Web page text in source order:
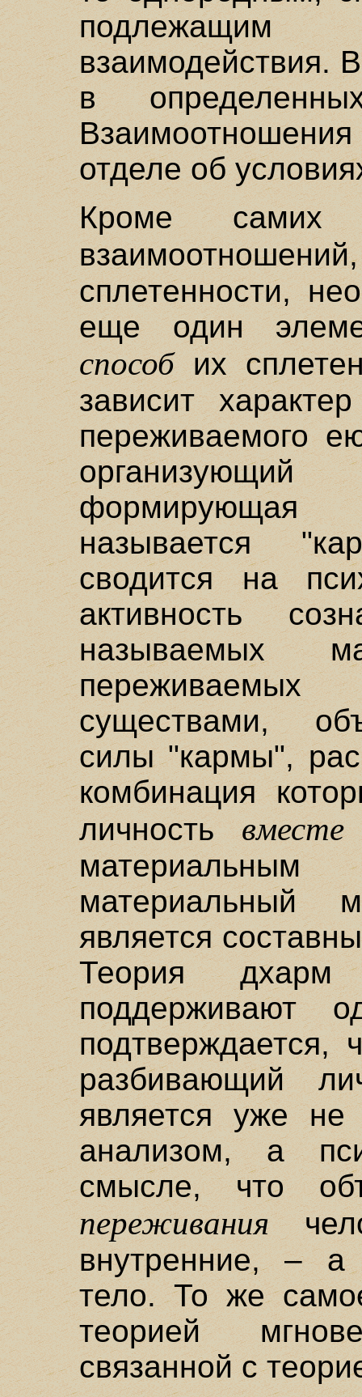
взаимодействия.
в
отделе об
Кроме
сплетенности,
еще один
способих
зависит
переживаемого
формирующая
называется
сводится на
активность
называемых
существами,
силы "кармы",
комбинация
личностьвместе
материальный
является
Теория
поддерживают
подтверждается,
разбивающий
является уже не
анализом, а
смысле, что
переживания
внутренние, – а
тело. То же
теорией
связанной с